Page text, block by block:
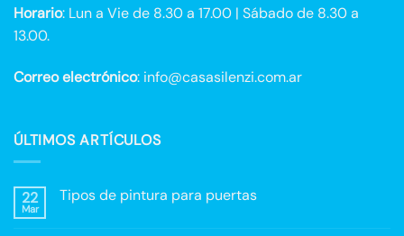
Horario: Lun a Vie de 8.30 a 17.00 | Sábado de 8.30 a
13.00.
Correo electrónico: info@casasilenzi.com.ar
ÚLTIMOS ARTÍCULOS
22
Mar
Tipos de pintura para puertas